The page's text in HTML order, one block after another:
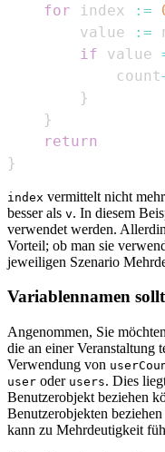
for index :=
        value
:=
if value
            count
}
}
return
}
index vermittelt nicht
besser als v. In diesem
verwendet werden.
Vorteil; ob man sie
jeweiligen Szenario
Variablennamen
Angenommen, Sie
die an einer Veranstaltung
Verwendung von
user oder users. Dies
Benutzerobjekt beziehen
Benutzerobjekten
kann zu Mehrdeutigkeit